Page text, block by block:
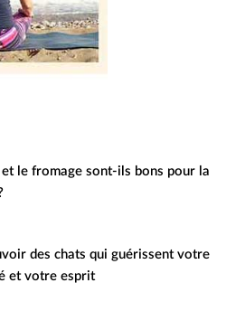
et le fromage sont-ils bons pour la
des chats qui guérissent votre
et votre esprit